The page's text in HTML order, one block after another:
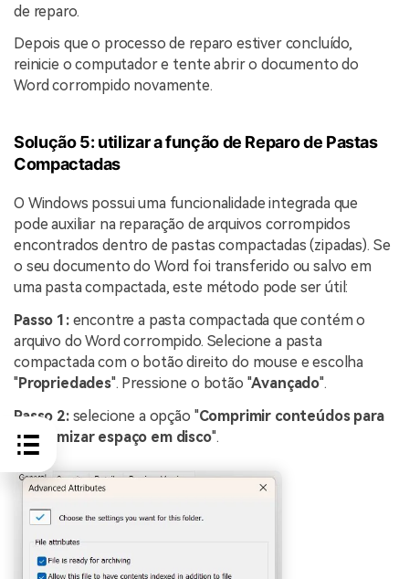
de reparo.
Depois que o processo de reparo estiver concluído,
reinicie o computador e tente abrir o documento do
Word corrompido novamente.
Solução 5: utilizar a função de Reparo de Pastas
Compactadas
O Windows possui uma funcionalidade integrada que
pode auxiliar na reparação de arquivos corrompidos
encontrados dentro de pastas compactadas (zipadas). Se
o seu documento do Word foi transferido ou salvo em
uma pasta compactada, este método pode ser útil:
Passo 1:encontre a pasta compactada que contém o
arquivo do Word corrompido. Selecione a pasta
compactada com o botão direito do mouse e escolha
"Propriedades". Pressione o botão "Avançado".
Passo 2:selecione a opção "Comprimir conteúdos para
economizar espaço em disco".